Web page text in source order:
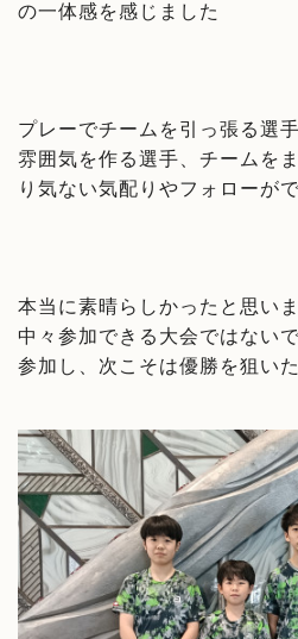
の一体感を感じました
プレーでチームを引っ張る選
雰囲気を作る選手、チームを
り気ない気配りやフォローが
本当に素晴らしかったと思い
中々参加できる大会ではない
参加し、次こそは優勝を狙い